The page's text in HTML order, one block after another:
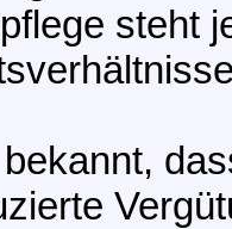
steht